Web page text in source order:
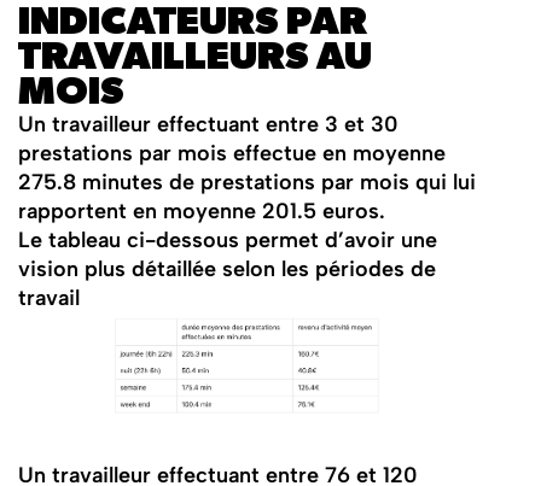
INDICATEURS PAR
TRAVAILLEURS AU
MOIS
Un travailleur effectuant entre 3 et 30
prestations par mois effectue en moyenne
275.8 minutes de prestations par mois qui lui
rapportent en moyenne 201.5 euros.
Le tableau ci-dessous permet d’avoir une
vision plus détaillée selon les périodes de
travail
Un travailleur effectuant entre 76 et 120